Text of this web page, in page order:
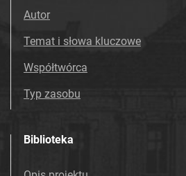
Autor
Temat i słowa kluczowe
Współtwórca
Typ zasobu
Biblioteka